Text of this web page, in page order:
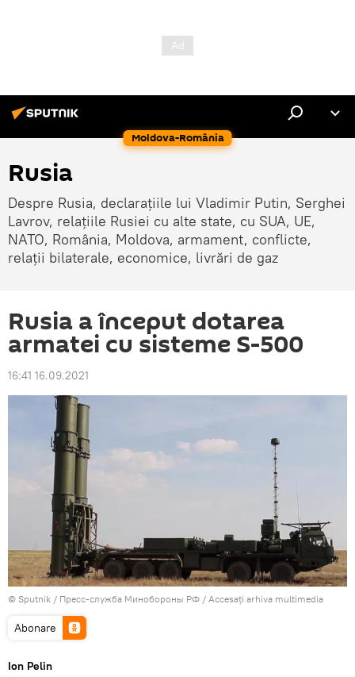
Moldova-România
Rusia
Despre Rusia, declarațiile lui Vladimir Putin, Serghei
Lavrov, relațiile Rusiei cu alte state, cu SUA, UE,
NATO, România, Moldova, armament, conflicte,
relații bilaterale, economice, livrări de gaz
Rusia a început dotarea
armatei cu sisteme S-500
16:41 16.09.2021
© Sputnik / Пресс-служба Минобороны РФ / Accesați arhiva multimedia
Abonare
Ion Pelin